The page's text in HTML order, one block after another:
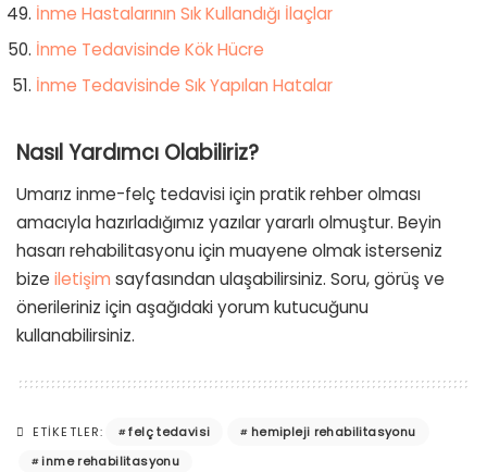
İnme Hastalarının Sık Kullandığı İlaçlar
İnme Tedavisinde Kök Hücre
İnme Tedavisinde Sık Yapılan Hatalar
Nasıl Yardımcı Olabiliriz?
Umarız inme-felç tedavisi için pratik rehber olması
amacıyla hazırladığımız yazılar yararlı olmuştur. Beyin
hasarı rehabilitasyonu için muayene olmak isterseniz
bize iletişim sayfasından ulaşabilirsiniz. Soru, görüş ve
önerileriniz için aşağıdaki yorum kutucuğunu
kullanabilirsiniz.
ETIKETLER: felç tedavisi
hemipleji rehabilitasyonu
inme rehabilitasyonu